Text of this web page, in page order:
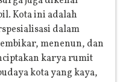
Kota ini adalah
dalam
menenun, dan
karya rumit
kota yang kaya,